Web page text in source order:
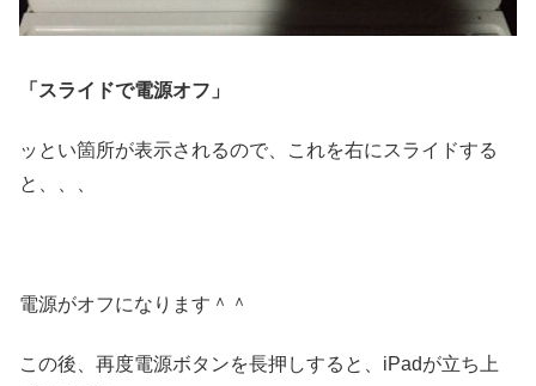
「スライドで電源オフ」
ッとい箇所が表示されるので、これを右にスライドする
と、、、
電源がオフになります＾＾
この後、再度電源ボタンを長押しすると、iPadが立ち上